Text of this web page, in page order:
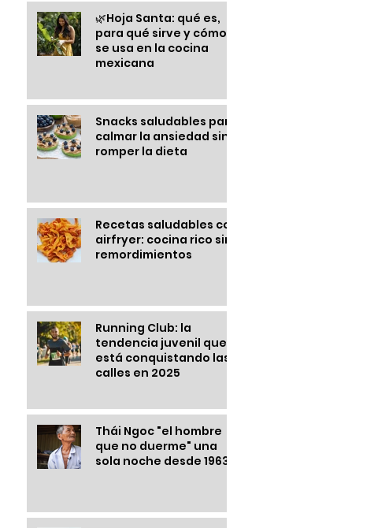
🌿Hoja Santa: qué es,
para qué sirve y cómo
se usa en la cocina
mexicana
Snacks saludables para
calmar la ansiedad sin
romper la dieta
Recetas saludables con
airfryer: cocina rico sin
remordimientos
Running Club: la
tendencia juvenil que
está conquistando las
calles en 2025
Thái Ngoc "el hombre
que no duerme" una
sola noche desde 1963